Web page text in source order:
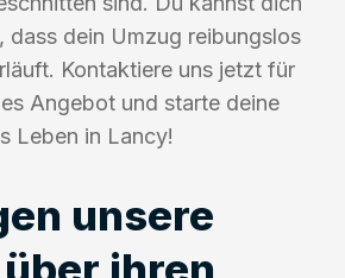
dass dein Umzug reibungslos
Kontaktiere uns jetzt für
Angebot und starte deine
Leben in Lancy!
unsere